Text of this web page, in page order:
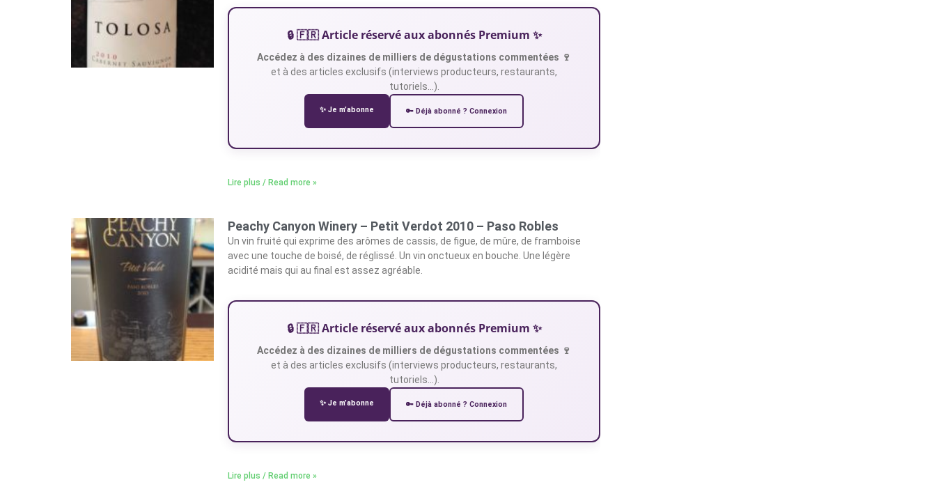
🔒 🇫🇷 Article réservé aux abonnés Premium ✨
Accédez à des dizaines de milliers de dégustations commentées 🍷
et à des articles exclusifs (interviews producteurs, restaurants,
tutoriels…).
✨ Je m’abonne 🔑 Déjà abonné ? Connexion
Lire plus / Read more »
Peachy Canyon Winery – Petit Verdot 2010 – Paso Robles
Un vin fruité qui exprime des arômes de cassis, de figue, de mûre, de framboise
avec une touche de boisé, de réglissé. Un vin onctueux en bouche. Une légère
acidité mais qui au final est assez agréable.
🔒 🇫🇷 Article réservé aux abonnés Premium ✨
Accédez à des dizaines de milliers de dégustations commentées 🍷
et à des articles exclusifs (interviews producteurs, restaurants,
tutoriels…).
✨ Je m’abonne 🔑 Déjà abonné ? Connexion
Lire plus / Read more »